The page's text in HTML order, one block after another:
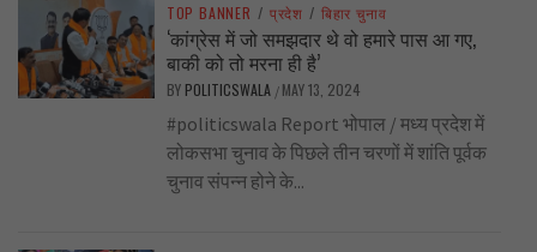
TOP BANNER / प्रदेश / बिहार चुनाव
‘कांग्रेस में जो समझदार थे वो हमारे पास आ गए,
बाकी को तो मरना ही है’
BY POLITICSWALA / MAY 13, 2024
#politicswala Report भोपाल / मध्य प्रदेश में
लोकसभा चुनाव के पिछले तीन चरणों में शांति पूर्वक
चुनाव संपन्न होने के...